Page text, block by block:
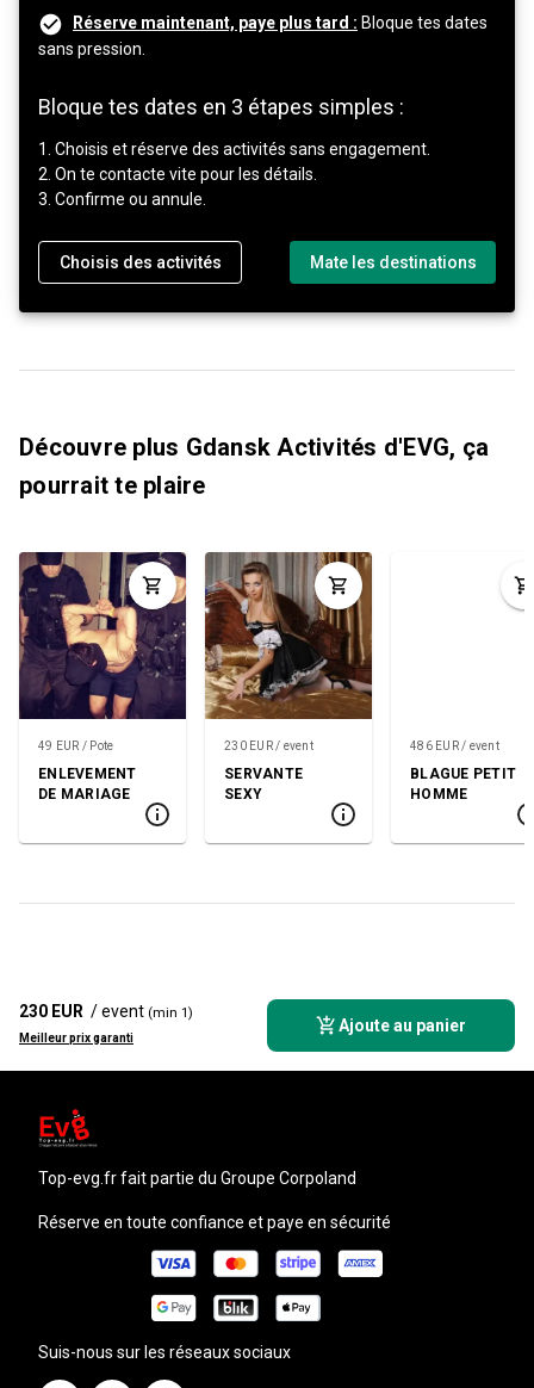
Réserve maintenant, paye plus tard : Bloque tes dates
sans pression.
Bloque tes dates en 3 étapes simples :
1. Choisis et réserve des activités sans engagement.
2. On te contacte vite pour les détails.
3. Confirme ou annule.
Choisis des activités Mate les destinations
Découvre plus Gdansk Activités d'EVG, ça
pourrait te plaire
49 EUR / Pote
ENLEVEMENT
DE MARIAGE
230 EUR / event
SERVANTE
SEXY
486 EUR / event
BLAGUE PETIT
HOMME
230 EUR / event (min 1)
Meilleur prix garanti
Ajoute au panier
top-evg.frfait partie du Groupe Corpoland
Réserve en toute confiance et paye en sécurité
Suis-nous sur les réseaux sociaux